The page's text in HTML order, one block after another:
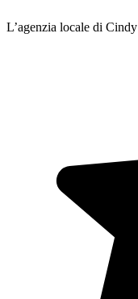
L’agenzia locale di Cindy